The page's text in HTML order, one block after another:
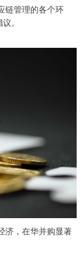
链管理的各个环
。
济，在华并购显著